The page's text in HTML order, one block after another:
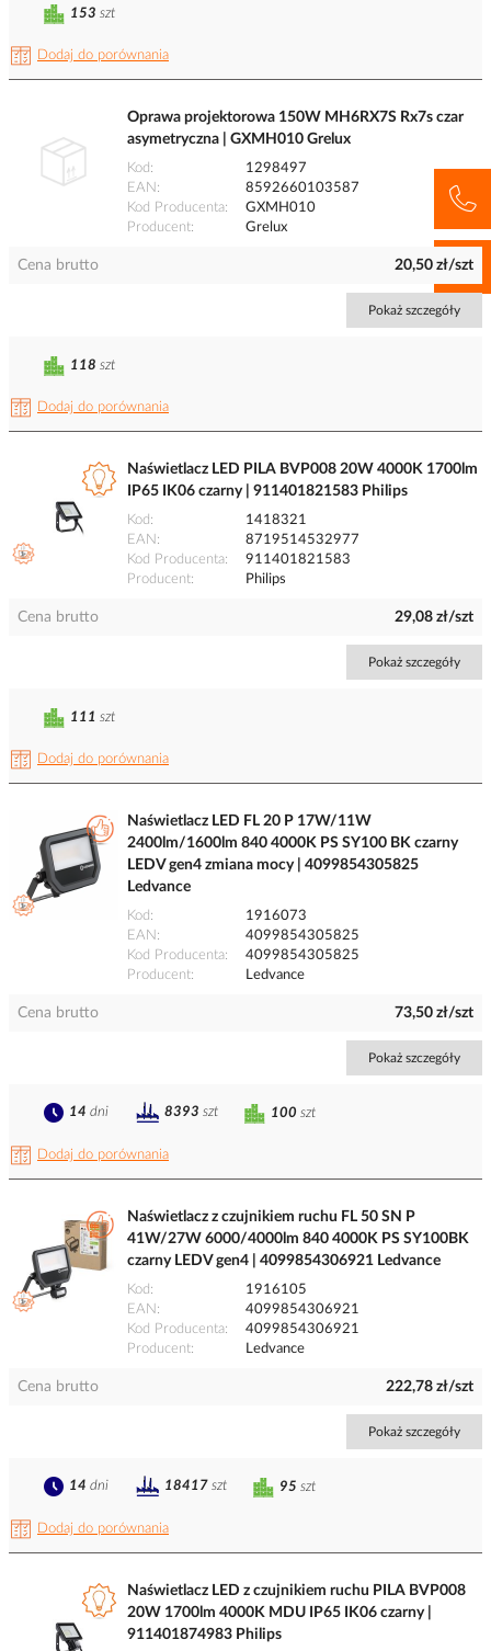
Dodaj do porównania
153 szt
Oprawa projektorowa 150W MH6RX7S Rx7s czar
asymetryczna | GXMH010 Grelux
Kod
1298497
EAN
8592660103587
Kod Producenta
GXMH010
Producent
Grelux
Cena brutto 20,50 zł/szt
Pokaż szczegóły
Dodaj do porównania
118 szt
Naświetlacz LED PILA BVP008 20W 4000K 1700lm
IP65 IK06 czarny | 911401821583 Philips
Kod
1418321
EAN
8719514532977
Kod Producenta
911401821583
Producent
Philips
Cena brutto 29,08 zł/szt
Pokaż szczegóły
Dodaj do porównania
111 szt
Naświetlacz LED FL 20 P 17W/11W
2400lm/1600lm 840 4000K PS SY100 BK czarny
LEDV gen4 zmiana mocy | 4099854305825
Ledvance
Kod
1916073
EAN
4099854305825
Kod Producenta
4099854305825
Producent
Ledvance
Cena brutto 73,50 zł/szt
Pokaż szczegóły
Dodaj do porównania
100 szt
14 dni 8393 szt
Naświetlacz z czujnikiem ruchu FL 50 SN P
41W/27W 6000/4000lm 840 4000K PS SY100BK
czarny LEDV gen4 | 4099854306921 Ledvance
Kod
1916105
EAN
4099854306921
Kod Producenta
4099854306921
Producent
Ledvance
Cena brutto 222,78 zł/szt
Pokaż szczegóły
Dodaj do porównania
95 szt
14 dni 18417 szt
Naświetlacz LED z czujnikiem ruchu PILA BVP008
20W 1700lm 4000K MDU IP65 IK06 czarny |
911401874983 Philips